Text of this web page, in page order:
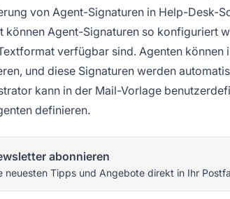
von Agent-Signaturen in Help-Desk-
können Agent-Signaturen so konfiguriert
verfügbar sind. Agenten
und diese Signaturen werden
kann in der Mail-Vorlage
definieren.
abonnieren
neuesten Tipps und Angebote direkt in Ihr